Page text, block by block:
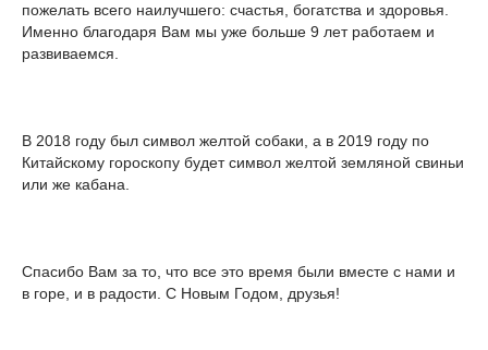
пожелать всего наилучшего: счастья, богатства и здоровья.
Именно благодаря Вам мы уже больше 9 лет работаем и
развиваемся.
В 2018 году был символ желтой собаки, а в 2019 году по
Китайскому гороскопу будет символ желтой земляной свиньи
или же кабана.
Спасибо Вам за то, что все это время были вместе с нами и
в горе, и в радости. С Новым Годом, друзья!